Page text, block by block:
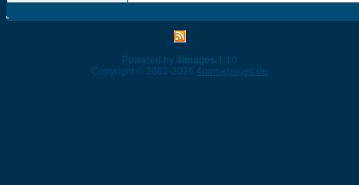
Powered by 4images 1.10
Copyright © 2002-2026 4homepages.de